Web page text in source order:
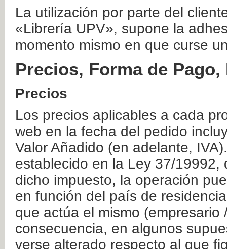
La utilización por parte del
«Librería UPV», supone la
momento mismo en que curse
Precios, Forma de
Precios
Los precios aplicables a cada
web en la fecha del pedido
Valor Añadido (en adelante,
establecido en la Ley 37/
dicho impuesto, la operación
en función del país de
que actúa el mismo
consecuencia, en algunos
verse alterado respecto al que